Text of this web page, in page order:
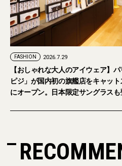
ア】パリ発「イジ
ャットストリート
ラスも登場
2026年9月5日
読者の皆さま
ション＆美容